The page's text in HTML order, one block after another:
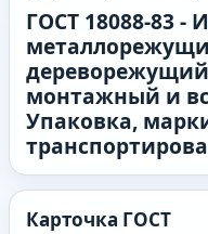
ГОСТ 18088-83-
монтажный и
Упаковка,
Карточка ГОСТ